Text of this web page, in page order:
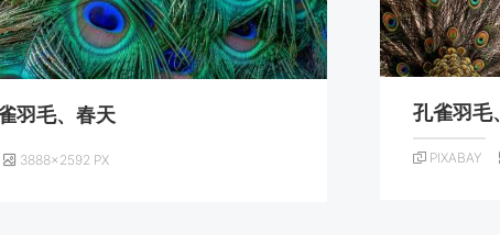
羽毛、春天
3888×2592 PX
孔雀羽毛
PIXABAY